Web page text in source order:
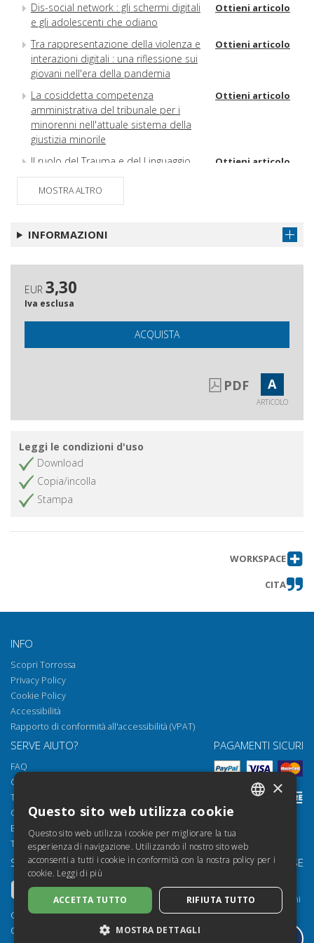
Dis-social network : gli schermi digitali
e gli adolescenti che odiano
Ottieni articolo
Tra rappresentazione della violenza e
interazioni digitali : una riflessione sui
giovani nell'era della pandemia
Ottieni articolo
La cosiddetta competenza
amministrativa del tribunale per i
minorenni nell'attuale sistema della
giustizia minorile
Ottieni articolo
Il ruolo del Trauma e del Linguaggio
nel sistema penale minorile
Ottieni articolo
Esperienze di giustizia minorile nei
infraquattordicenni : punire o/e
rieducare alla relazione?
Prevenzione e trattamento di minori
L'educazione ai diritti umani con Amnesty
non accompagnati : punti di forza e
Ottieni articolo
Pensare diversa-mente : il lavoro
socioeducativo con gli adolescenti
La famiglia attraverso le generazioni :
lavorare in gruppo con i futuri nonni
Ottieni articolo
Abusi sessuali su minori
condanna la Bulgaria innovando la
giurisprudenza sull'art. 3 Conv. eur.
dir. umani
Ottieni articolo
Commenti, notizie e letture
MOSTRA ALTRO
INFORMAZIONI
EUR 3,30
Iva esclusa
ACQUISTA
PDF A
ARTICOLO
Leggi le condizioni d'uso
Download
Copia/incolla
Stampa
WORKSPACE
CITA
INFO
Scopri Torrossa
Privacy Policy
Cookie Policy
Accessibilità
Rapporto di conformità all'accessibilità (VPAT)
SERVE AIUTO?
FAQ
Come aprire i nostri documenti
Torrossa Reader
Condizioni d'uso
Email:
helpdesk@torrossa.com
Tel: +39 055 5018800
PAGAMENTI SICURI
SEGUICI SU
Copyright 2000-2026
Casalini Libri
LE NOSTRE RISORSE
Torrossa per Istituzioni
Torrossa Open
FRENCH
ENGLISH
GERMAN
×
Questo sito web utilizza cookie
Questo sito web utilizza i cookie per migliorare la tua
esperienza di navigazione. Utilizzando il nostro sito web
acconsenti a tutti i cookie in conformità con la nostra policy per i
cookie. Leggi di più
ACCETTA TUTTO RIFIUTA TUTTO
MOSTRA DETTAGLI